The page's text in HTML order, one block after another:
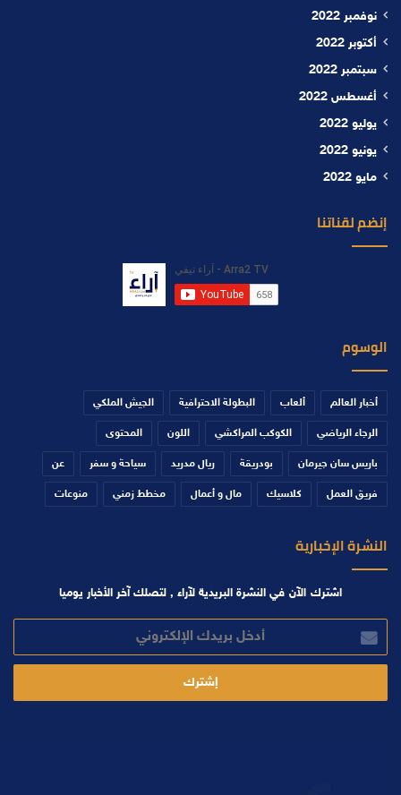
نوفمبر 2022
أكتوبر 2022
سبتمبر 2022
أغسطس 2022
يوليو 2022
يونيو 2022
مايو 2022
إنضم لقناتنا
الوسوم
أخبار العالم ألعاب البطولة الاحترافية الجيش الملكي
الرجاء الرياضي الكوكب المراكشي اللون المحتوى
باريس سان جيرمان بودريقة ريال مدريد سياحة و سفر عن
فريق العمل كلاسيك مال و أعمال مخطط زمني منوعات
النشرة الإخبارية
اشترك الآن في النشرة البريدية لآراء , لتصلك آخر الأخبار يوميا
بريدك
الإلكتروني